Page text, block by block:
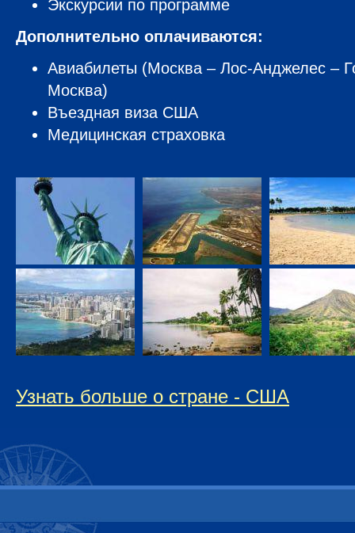
Экскурсии по программе
Дополнительно оплачиваются:
Авиабилеты (Москва – Лос-Анджелес –
Москва)
Въездная виза США
Медицинская страховка
Узнать больше о стране - США